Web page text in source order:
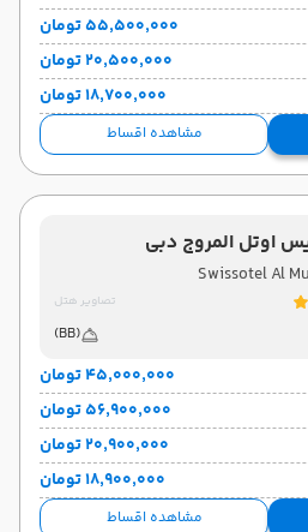
۵۵٬۵۰۰٬۰۰۰ تومان
۲۰٬۵۰۰٬۰۰۰ تومان
۱۸٬۷۰۰٬۰۰۰ تومان
مشاهده اقساط
اوتل المروج دبی
Swissotel Al
تصاویر هتل
(BB)
۴۵٬۰۰۰٬۰۰۰ تومان
۵۶٬۹۰۰٬۰۰۰ تومان
۲۰٬۹۰۰٬۰۰۰ تومان
۱۸٬۹۰۰٬۰۰۰ تومان
مشاهده اقساط